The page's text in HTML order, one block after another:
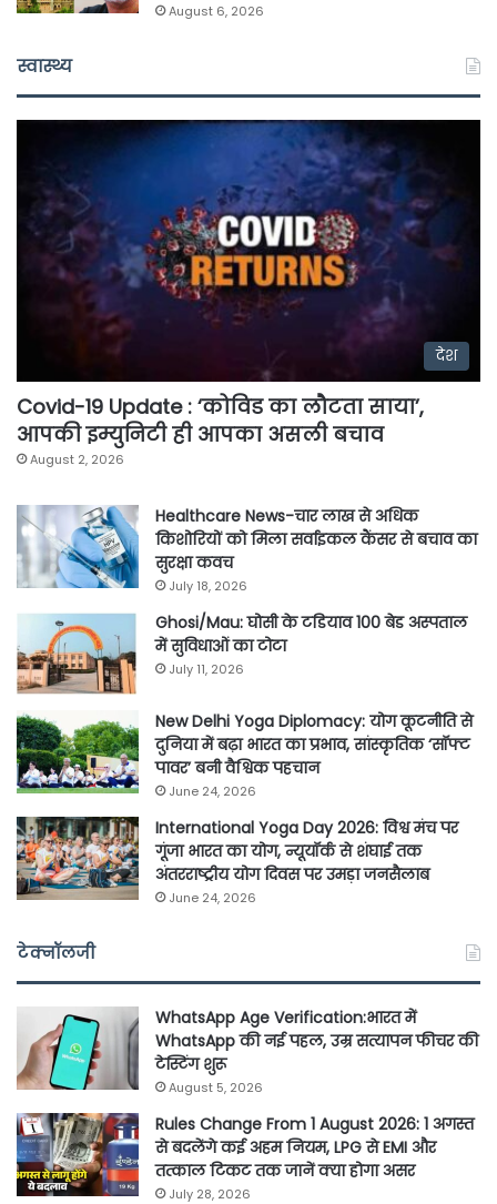
August 6, 2026
स्वास्थ्य
देश
Covid-19 Update : ‘कोविड का लौटता साया’,
आपकी इम्युनिटी ही आपका असली बचाव
August 2, 2026
Healthcare News-चार लाख से अधिक
किशोरियों को मिला सर्वाइकल कैंसर से बचाव का
सुरक्षा कवच
July 18, 2026
Ghosi/Mau: घोसी के टडियाव 100 बेड अस्पताल
में सुविधाओं का टोटा
July 11, 2026
New Delhi Yoga Diplomacy: योग कूटनीति से
दुनिया में बढ़ा भारत का प्रभाव, सांस्कृतिक ‘सॉफ्ट
पावर’ बनी वैश्विक पहचान
June 24, 2026
International Yoga Day 2026: विश्व मंच पर
गूंजा भारत का योग, न्यूयॉर्क से शंघाई तक
अंतरराष्ट्रीय योग दिवस पर उमड़ा जनसैलाब
June 24, 2026
टेक्नॉलजी
WhatsApp Age Verification:भारत में
WhatsApp की नई पहल, उम्र सत्यापन फीचर की
टेस्टिंग शुरू
August 5, 2026
Rules Change From 1 August 2026: 1 अगस्त
से बदलेंगे कई अहम नियम, LPG से EMI और
तत्काल टिकट तक जानें क्या होगा असर
July 28, 2026